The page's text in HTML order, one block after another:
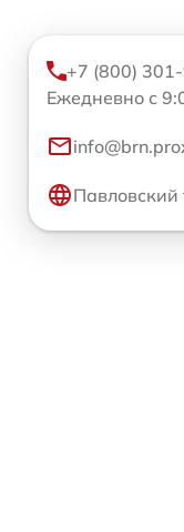
+7 (800)
Ежедневно с
Павловский